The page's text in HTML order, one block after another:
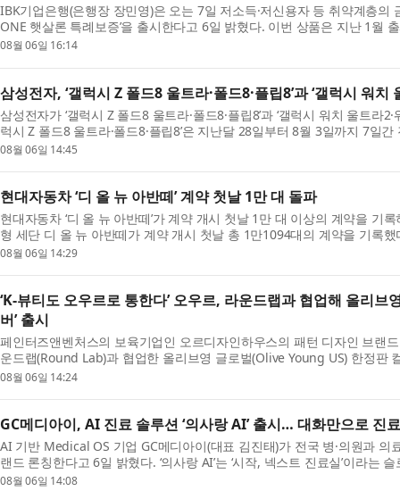
IBK기업은행(은행장 장민영)은 오는 7일 저소득·저신용자 등 취약계층의
ONE 햇살론 특례보증’을 출시한다고 6일 밝혔다. 이번 상품은 지난 1월
08월 06일 16:14
삼성전자, ‘갤럭시 Z 폴드8 울트라·폴드8·플립8’과 ‘갤럭시 워치
삼성전자가 ‘갤럭시 Z 폴드8 울트라·폴드8·플립8’과 ‘갤럭시 워치 울트라
럭시 Z 폴드8 울트라·폴드8·플립8’은 지난달 28일부터 8월 3일까지 7일
08월 06일 14:45
현대자동차 ‘디 올 뉴 아반떼’ 계약 첫날 1만 대 돌파
현대자동차 ‘디 올 뉴 아반떼’가 계약 개시 첫날 1만 대 이상의 계약을 기
형 세단 디 올 뉴 아반떼가 계약 개시 첫날 총 1만1094대의 계약을 기록
08월 06일 14:29
‘K-뷰티도 오우르로 통한다’ 오우르, 라운드랩과 협업해 올리브
버’ 출시
페인터즈앤벤처스의 보육기업인 오르디자인하우스의 패턴 디자인 브랜
운드랩(Round Lab)과 협업한 올리브영 글로벌(Olive Young US) 한정판
08월 06일 14:24
GC메디아이, AI 진료 솔루션 ‘의사랑 AI’ 출시… 대화만으로 진
AI 기반 Medical OS 기업 GC메디아이(대표 김진태)가 전국 병·의원과 의
랜드 론칭한다고 6일 밝혔다. ‘의사랑 AI’는 ‘시작, 넥스트 진료실’이라는
08월 06일 14:08